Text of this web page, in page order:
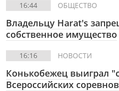
16:44 ОБЩЕСТВО
Владельцу Harat's
собственное имущество
16:16 НОВОСТИ
Конькобежец выиграл
Всероссийских